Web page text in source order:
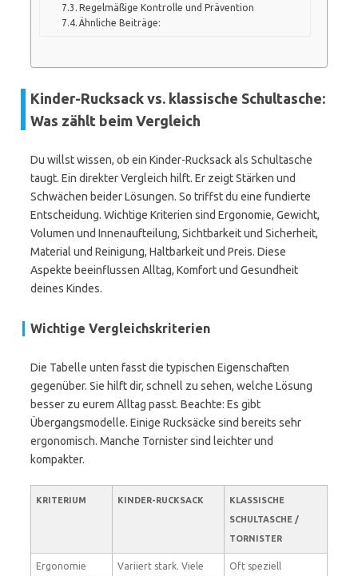
Regelmäßige Kontrolle und Prävention
Ähnliche Beiträge:
Kinder-Rucksack vs. klassische Schultasche:
Was zählt beim Vergleich
Du willst wissen, ob ein Kinder-Rucksack als Schultasche
taugt. Ein direkter Vergleich hilft. Er zeigt Stärken und
Schwächen beider Lösungen. So triffst du eine fundierte
Entscheidung. Wichtige Kriterien sind Ergonomie, Gewicht,
Volumen und Innenaufteilung, Sichtbarkeit und Sicherheit,
Material und Reinigung, Haltbarkeit und Preis. Diese
Aspekte beeinflussen Alltag, Komfort und Gesundheit
deines Kindes.
Wichtige Vergleichskriterien
Die Tabelle unten fasst die typischen Eigenschaften
gegenüber. Sie hilft dir, schnell zu sehen, welche Lösung
besser zu eurem Alltag passt. Beachte: Es gibt
Übergangsmodelle. Einige Rucksäcke sind bereits sehr
ergonomisch. Manche Tornister sind leichter und
kompakter.
KRITERIUM KINDER-RUCKSACK
KLASSISCHE
SCHULTASCHE /
TORNISTER
Ergonomie
Variiert stark. Viele
Oft speziell